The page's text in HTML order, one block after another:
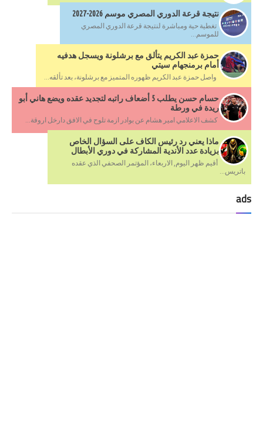
نتيجة قرعة الدوري المصري موسم 2026-2027
تغطية حية ومباشرة لنتيجة قرعة الدوري المصري
للموسم...
حمزة عبد الكريم يتألق مع برشلونة ويسجل هدفيه
أمام برمنجهام سيتي
واصل حمزة عبد الكريم ظهوره المتميز مع برشلونة، بعد تألقه...
حسام حسن يطلب 5 أضعاف راتبه لتجديد عقده ويضع هاني أبو
ريدة في ورطة
كشف الاعلامي امير هشام عن بوادر ازمة تلوح في الافق دارخل اروقة...
ماذا يعني رد رئيس الكاف على السؤال الخاص
بزيادة عدد الأندية المشاركة في دوري الأبطال
أقيم ظهر اليوم, الاربعاء، المؤتمر الصحفي الذي عقده
باتريس...
ads